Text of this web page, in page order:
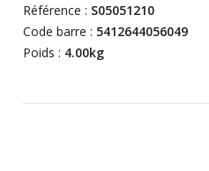
Référence : S05051210
Code barre : 5412644056049
Poids : 4.00kg